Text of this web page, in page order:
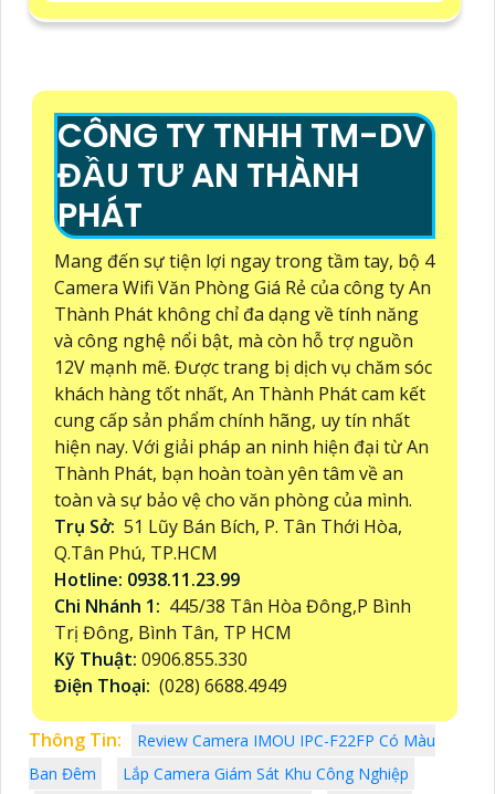
CÔNG TY TNHH TM-DV
ĐẦU TƯ AN THÀNH
PHÁT
Mang đến sự tiện lợi ngay trong tầm tay, bộ 4
Camera Wifi Văn Phòng Giá Rẻ của công ty An
Thành Phát không chỉ đa dạng về tính năng
và công nghệ nổi bật, mà còn hỗ trợ nguồn
12V mạnh mẽ. Được trang bị dịch vụ chăm sóc
khách hàng tốt nhất, An Thành Phát cam kết
cung cấp sản phẩm chính hãng, uy tín nhất
hiện nay. Với giải pháp an ninh hiện đại từ An
Thành Phát, bạn hoàn toàn yên tâm về an
toàn và sự bảo vệ cho văn phòng của mình.
Trụ Sở: 51 Lũy Bán Bích, P. Tân Thới Hòa,
Q.Tân Phú, TP.HCM
Hotline: 0938.11.23.99
Chi Nhánh 1: 445/38 Tân Hòa Đông,P Bình
Trị Đông, Bình Tân, TP HCM
Kỹ Thuật: 0906.855.330
Điện Thoại: (028) 6688.4949
Thông Tin:
Review Camera IMOU IPC-F22FP Có Màu
Ban Đêm
Lắp Camera Giám Sát Khu Công Nghiệp